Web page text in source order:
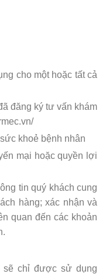
cho một hoặc tất cả
đăng ký tư vấn khám
khoẻ bệnh nhân
mại hoặc quyền lợi
tin quý khách cung
hàng; xác nhận và
quan đến các khoản
sẽ chỉ được sử dụng